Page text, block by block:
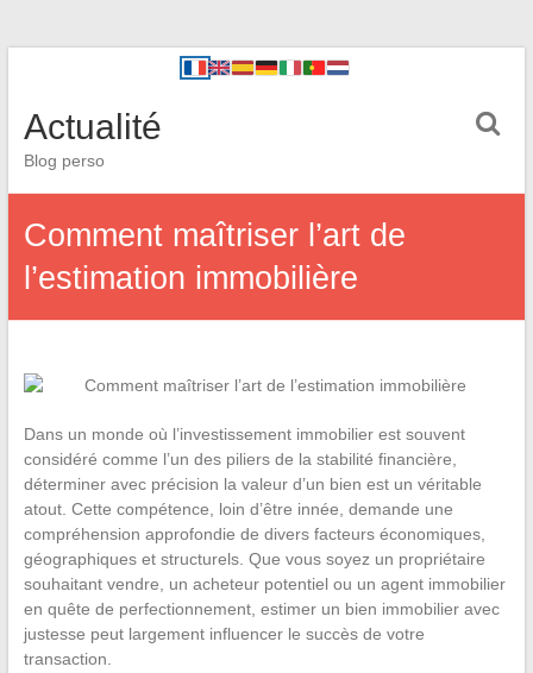
Actualité
Blog perso
Comment maîtriser l’art de
l’estimation immobilière
Dans un monde où l’investissement immobilier est souvent
considéré comme l’un des piliers de la stabilité financière,
déterminer avec précision la valeur d’un bien est un véritable
atout. Cette compétence, loin d’être innée, demande une
compréhension approfondie de divers facteurs économiques,
géographiques et structurels. Que vous soyez un propriétaire
souhaitant vendre, un acheteur potentiel ou un agent immobilier
en quête de perfectionnement, estimer un bien immobilier avec
justesse peut largement influencer le succès de votre
transaction.